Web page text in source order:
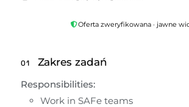
Oferta zweryfikowana · jawne
01 Zakres zadań
Responsibilities:
Work in SAFe teams